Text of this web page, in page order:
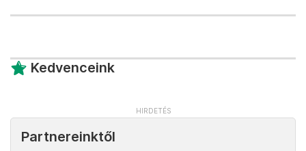
Kedvenceink
Partnereinktől